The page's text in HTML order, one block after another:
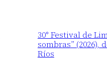
30° Festival de
sombras” (2026),
Ríos